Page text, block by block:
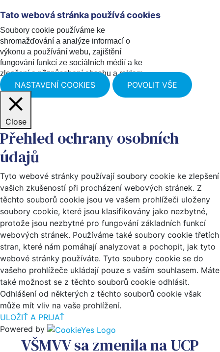
Tato webová stránka používá cookies
Soubory cookie používáme ke
shromažďování a analýze informací o
výkonu a používání webu, zajištění
fungování funkcí ze sociálních médií a ke
zlepšení a přizpůsobení obsahu a reklam.
NASTAVENÍ COOKIES POVOLIT VŠE
Close
Přehled ochrany osobních
údajů
Tyto webové stránky používají soubory cookie ke zlepšení
vašich zkušeností při procházení webových stránek. Z
těchto souborů cookie jsou ve vašem prohlížeči uloženy
soubory cookie, které jsou klasifikovány jako nezbytné,
protože jsou nezbytné pro fungování základních funkcí
webových stránek. Používáme také soubory cookie třetích
stran, které nám pomáhají analyzovat a pochopit, jak tyto
webové stránky používáte. Tyto soubory cookie se do
vašeho prohlížeče ukládají pouze s vaším souhlasem. Máte
také možnost se z těchto souborů cookie odhlásit.
Odhlášení od některých z těchto souborů cookie však
může mít vliv na vaše prohlížení.
ULOŽIŤ A PRIJAŤ
Powered by
VŠMVV sa zmenila na UCP